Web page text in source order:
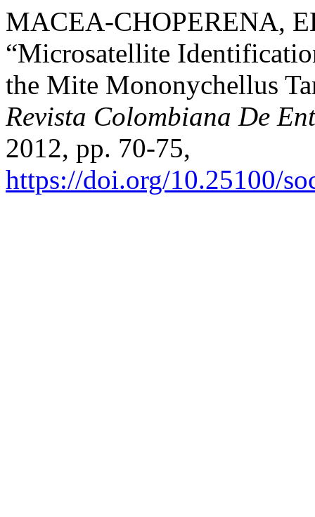
MACEA-CHOPERENA,
“Microsatellite
the Mite Mononychellus
Revista Colombiana De
2012, pp. 70-75,
https://doi.org/10.25100/